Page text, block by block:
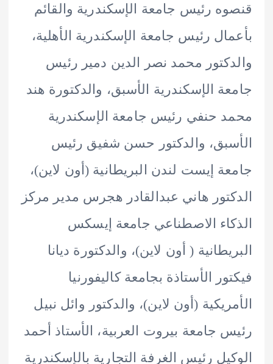
رئيس جامعة الإسكندرية والقائم
رئيس جامعة الإسكندرية الأهلية،
محمد نصر الدين دمير رئيس
الإسكندرية الأسبق، والدكتورة هند
حنفي رئيس جامعة الإسكندرية
والدكتور حسن شفيق رئيس
إيست لندن البريطانية (أون لاين)،
هاني عبدالقادر هجرس مدير مركز
الاصطناعي جامعة إيسكس
( أون لاين)، والدكتورة ديانا
الأستاذة بجامعة كاليفورنيا
(أون لاين)، والدكتور وائل نبيل
جامعة بيروت العربية، الأستاذ أحمد
رئيس الغرفة التجارية بالإسكندرية